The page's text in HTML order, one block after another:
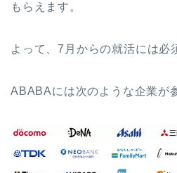
もらえます。
よって、7月からの就活には必
ABABAには次のような企業が